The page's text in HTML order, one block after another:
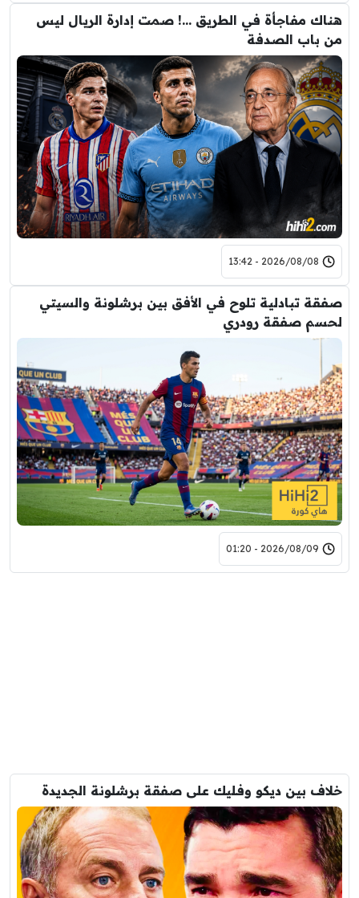
هناك مفاجأة في الطريق …! صمت إدارة الريال ليس
من باب الصدفة
2026/08/08 - 13:42
صفقة تبادلية تلوح في الأفق بين برشلونة والسيتي
لحسم صفقة رودري
2026/08/09 - 01:20
خلاف بين ديكو وفليك على صفقة برشلونة الجديدة